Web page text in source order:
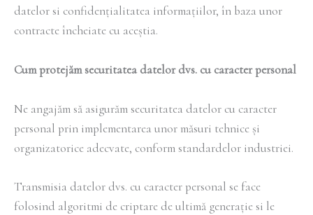
datelor si confidențialitatea informațiilor, în baza unor
contracte încheiate cu aceștia.
Cum protejăm securitatea datelor dvs. cu caracter personal
Ne angajăm să asigurăm securitatea datelor cu caracter
personal prin implementarea unor măsuri tehnice și
organizatorice adecvate, conform standardelor industriei.
Transmisia datelor dvs. cu caracter personal se face
folosind algoritmi de criptare de ultimă generație si le